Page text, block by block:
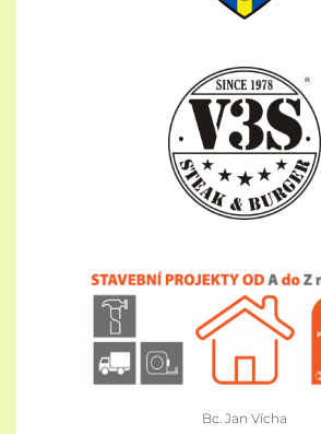
Bc. Jan Vícha